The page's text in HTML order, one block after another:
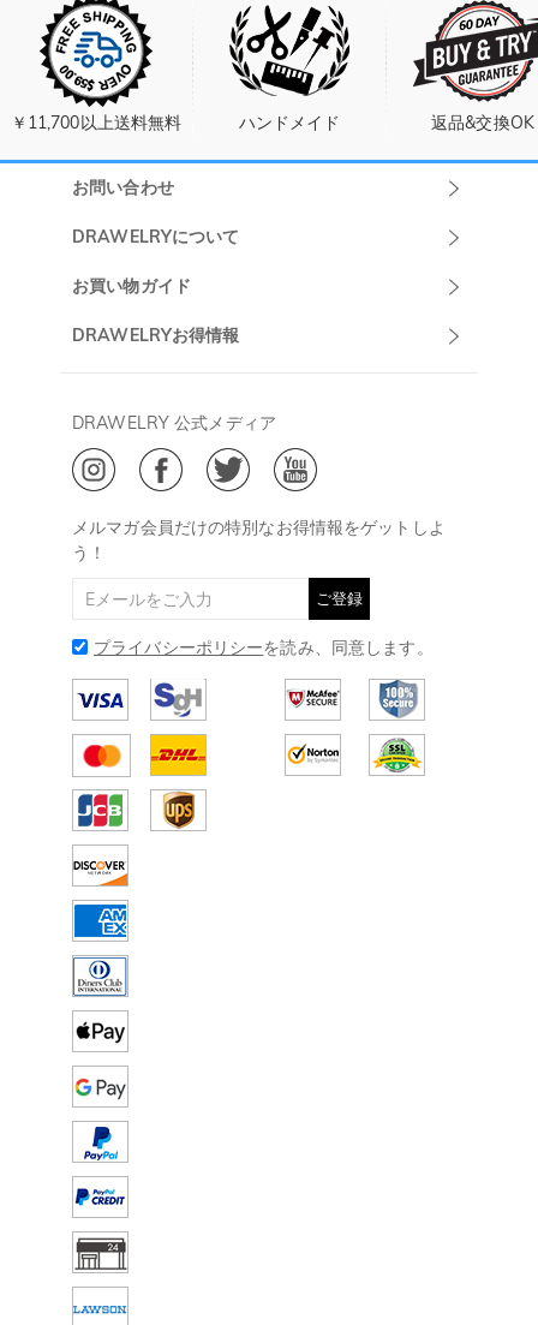
￥11,700以上送料無料 ハンドメイド 返品&交換OK
お問い合わせ
DRAWELRYについて
DRAWELRYについて
ご利用規約
ご特定商取引法に基づく表示
お買い物ガイド
発送について
ジュエリーお手入れ
Drawelry Blog
DRAWELRYお得情報
会員・ポイントについて
メルマガ会員だけの特別なお得情報をゲットしよ
う！
ご登録
プライバシーポリシーを読み、同意します。
DRAWELRY 公式メディア